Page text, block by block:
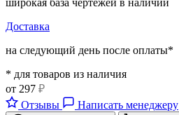
Доставка
на следующий день после оплаты*
* для товаров из наличия
от 297 ₽
Отзывы
Написать менеджеру